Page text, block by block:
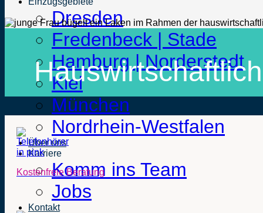
Dresden
Fredenbeck | Stade
Hamburg | Norderstedt
Kiel
München
Nordrhein-Westfalen
Über uns
Karriere
Komm ins Team
Jobs
Kontakt
Kostenfreie Beratung